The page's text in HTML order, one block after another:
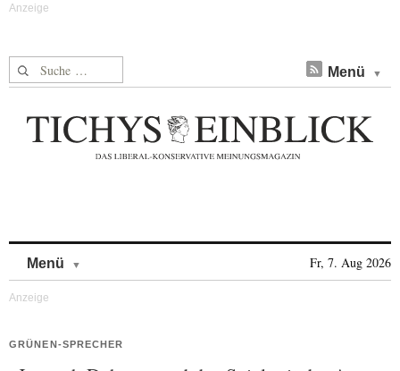
Suche nach: Menü
Menü Fr, 7. Aug 2026
GRÜNEN-SPRECHER